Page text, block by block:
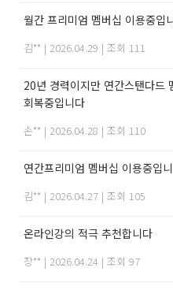
월간 프리미엄 멤버십 이용중입
김** | 2026.04.29 | 조회 111
20년 경력이지만 연간스탠다드
회복중입니다
손** | 2026.04.28 | 조회 110
연간프리미엄 멤버십 이용중입
김** | 2026.04.27 | 조회 105
온라인강의 적극 추천합니다
장** | 2026.04.24 | 조회 97